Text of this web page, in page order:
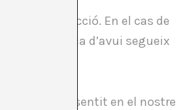
d’una ficció. En el cas de
que a dia d’avui segueix
també crea sentit en el nostre